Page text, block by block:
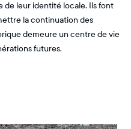
leur identité locale. Ils font
la continuation des
demeure un centre de vie
futures.